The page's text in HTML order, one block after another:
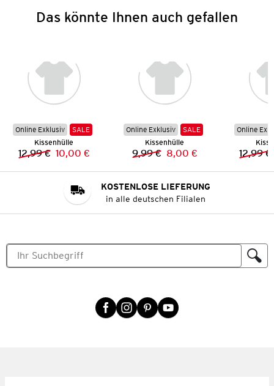
Das könnte Ihnen auch gefallen
Online Exklusiv
SALE
Kissenhülle
Vorheriger Preis:
12,99 € Neuer Preis:
10,00 €
Online Exklusiv
SALE
Kissenhülle
Vorheriger Preis:
9,99 € Neuer Preis:
8,00 €
Online
12,99 €
KOSTENLOSE LIEFERUNG
in alle deutschen Filialen